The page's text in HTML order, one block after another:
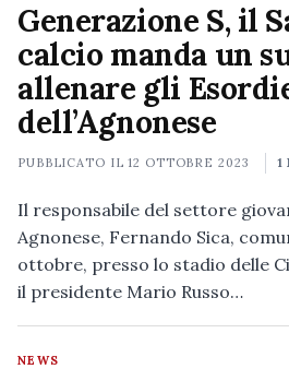
Generazione S, il
calcio manda un
allenare gli
dell’Agnonese
PUBBLICATO IL12 OTTOBRE 2023 1
Il responsabile del settore
Agnonese, Fernando Sica,
ottobre, presso lo stadio delle
il presidente Mario Russo…
NEWS